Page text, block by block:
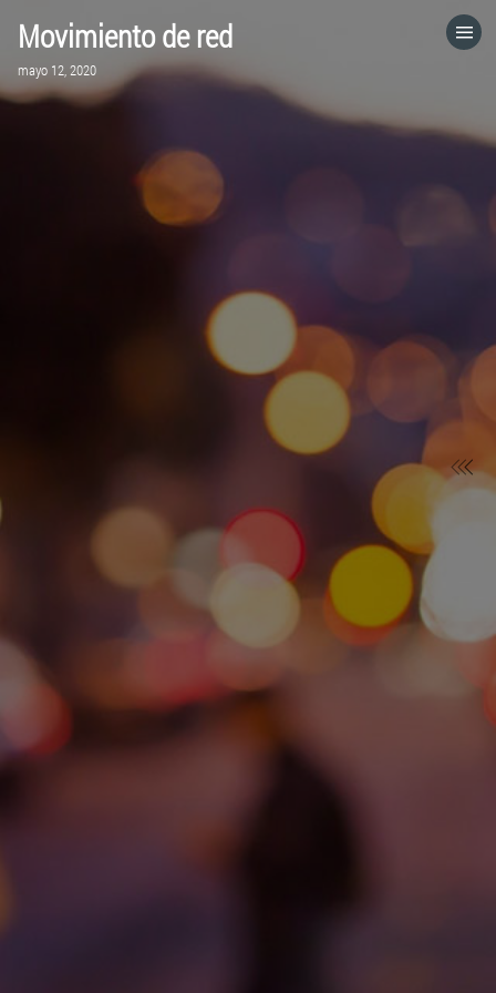
Movimiento de red
mayo 12, 2020
HOME
CATEGORÍAS
IR A